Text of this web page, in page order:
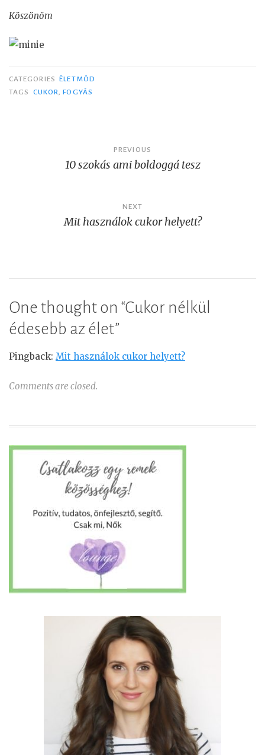
Köszönöm
CATEGORIES ÉLETMÓD
TAGS
CUKOR ,FOGYÁS
navigation
PREVIOUS
10 szokás ami boldoggá tesz
NEXT
Mit használok cukor helyett?
One thought on “Cukor nélkül
édesebb az élet”
Pingback: Mit használok cukor helyett?
Comments are closed.